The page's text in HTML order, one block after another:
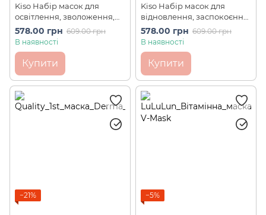
Kiso Набір масок для
освітлення, зволоження,
омолодження, ліфтингу,
заспокоєння шкіри
шт)
578.00 грн 609.00 грн
В наявності
Купити
Kiso Набір масок для
відновлення, заспокоєння,
зволоження, омолодження
шкіри обличчя Face Mask
578.00 грн 609.00 грн
В наявності
Купити
−21% −5%